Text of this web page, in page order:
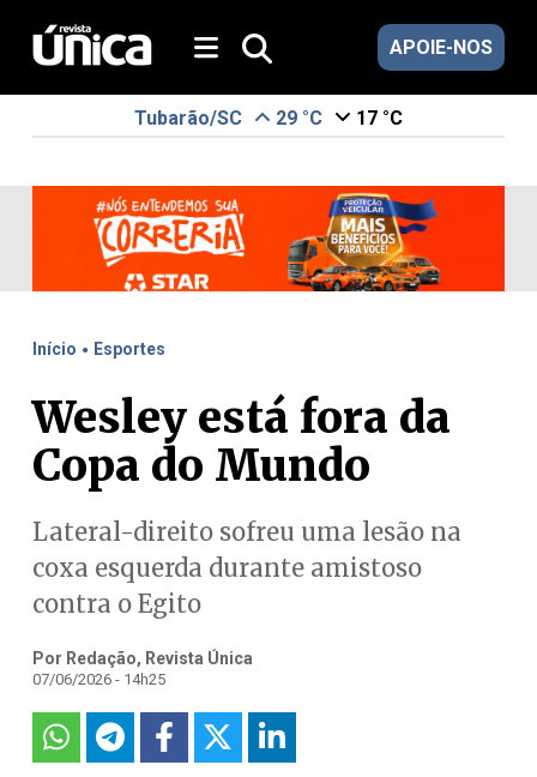
APOIE-NOS
Tubarão/SC 29 °C 17 °C
Início . Esportes
Wesley está fora da
Copa do Mundo
Lateral-direito sofreu uma lesão na
coxa esquerda durante amistoso
contra o Egito
Por Redação, Revista Única
07/06/2026 - 14h25